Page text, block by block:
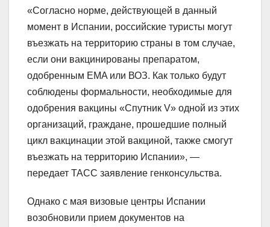
«Согласно норме, действующей в данный
момент в Испании, российские туристы могут
въезжать на территорию страны в том случае,
если они вакцинированы препаратом,
одобренным EMA или ВОЗ. Как только будут
соблюдены формальности, необходимые для
одобрения вакцины «Спутник V» одной из этих
организаций, граждане, прошедшие полный
цикл вакцинации этой вакциной, также смогут
въезжать на территорию Испании», —
передает ТАСС заявление генконсульства.
Однако с мая визовые центры Испании
возобновили прием документов на